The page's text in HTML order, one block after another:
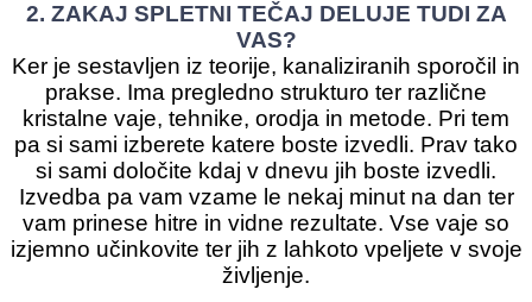
2. ZAKAJ SPLETNI TEČAJ DELUJE TUDI ZA
VAS?
Ker je sestavljen iz teorije, kanaliziranih sporočil in
prakse. Ima pregledno strukturo ter različne
kristalne vaje, tehnike, orodja in metode. Pri tem
pa si sami izberete katere boste izvedli. Prav tako
si sami določite kdaj v dnevu jih boste izvedli.
Izvedba pa vam vzame le nekaj minut na dan ter
vam prinese hitre in vidne rezultate. Vse vaje so
izjemno učinkovite ter jih z lahkoto vpeljete v svoje
življenje.